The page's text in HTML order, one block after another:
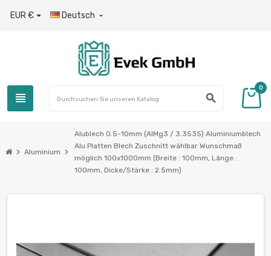
EUR € Deutsch 
view_headline search
0
chevron_right Aluminium chevron_right
Alublech 0.5-10mm (AlMg3 / 3.3535) Aluminiumblech
Alu Platten Blech Zuschnitt wählbar Wunschmaß
möglich 100x1000mm (Breite : 100mm, Länge :
100mm, Dicke/Stärke : 2.5mm)